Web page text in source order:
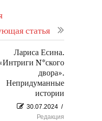
статья
Лариса Есина.
N*ского
двора».
Непридуманные
истории
30.07.2024 /
Редакция